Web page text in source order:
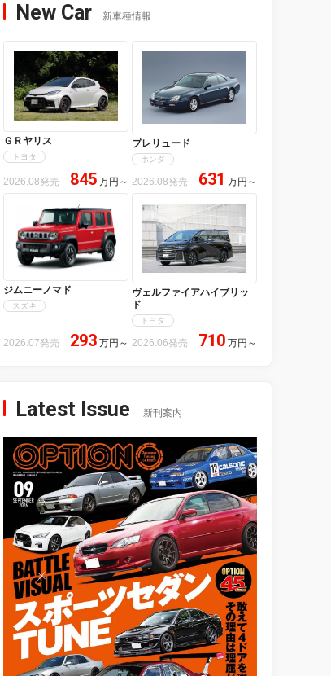
New Car 新車種情報
ＧＲヤリス
トヨタ
2026.08発売 845 万円 ～
プレリュード
ホンダ
2026.08発売 631 万円 ～
ジムニーノマド
スズキ
2026.07発売 293 万円 ～
ヴェルファイアハイブリッ
ド
トヨタ
2026.06発売 710 万円 ～
Latest Issue 新刊案内